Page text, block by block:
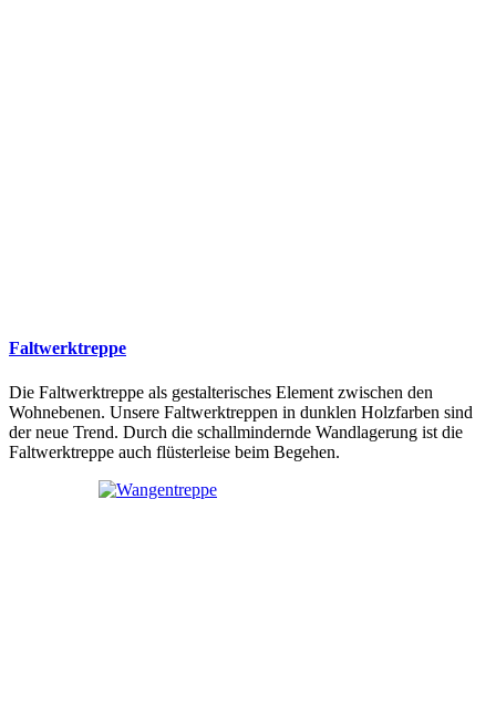
Faltwerktreppe
Die Faltwerktreppe als gestalterisches Element zwischen den
Wohnebenen. Unsere Faltwerktreppen in dunklen Holzfarben sind
der neue Trend. Durch die schallmindernde Wandlagerung ist die
Faltwerktreppe auch flüsterleise beim Begehen.